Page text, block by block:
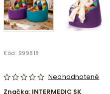
Kód: 999818
Neohodnotené
Značka: INTERMEDIC SK